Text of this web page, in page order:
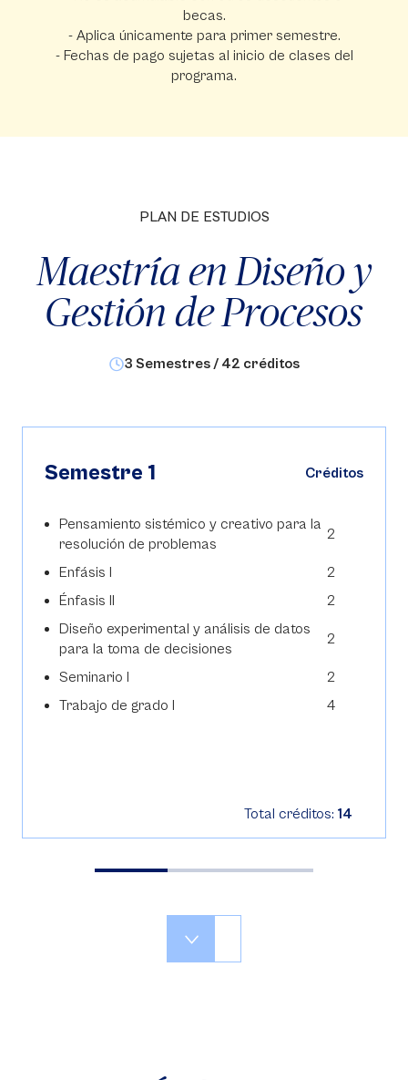
becas.
- Aplica únicamente para primer semestre.
- Fechas de pago sujetas al inicio de clases del
programa.
PLAN DE ESTUDIOS
Maestría en Diseño y
Gestión de Procesos
3 Semestres / 42 créditos
Semestre 1 Créditos
Pensamiento sistémico y creativo para la
resolución de problemas
2
Enfásis I
2
Énfasis II
2
Diseño experimental y análisis de datos
para la toma de decisiones
2
Seminario I
2
Trabajo de grado I
4
Total créditos: 14